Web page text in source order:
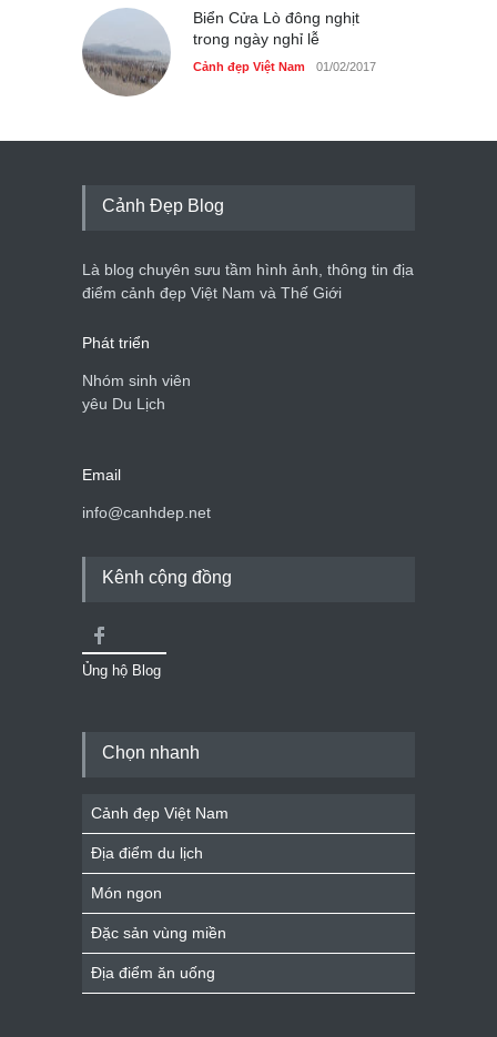
Biển Cửa Lò đông nghịt
trong ngày nghỉ lễ
Cảnh đẹp Việt Nam 01/02/2017
Cảnh Đẹp Blog
Là blog chuyên sưu tầm hình ảnh, thông tin địa
điểm cảnh đẹp Việt Nam và Thế Giới
Phát triển
Nhóm sinh viên
yêu Du Lịch
Email
info@canhdep.net
Kênh cộng đồng
Ủng hộ Blog
Chọn nhanh
Cảnh đẹp Việt Nam
Địa điểm du lịch
Món ngon
Đặc sản vùng miền
Địa điểm ăn uống